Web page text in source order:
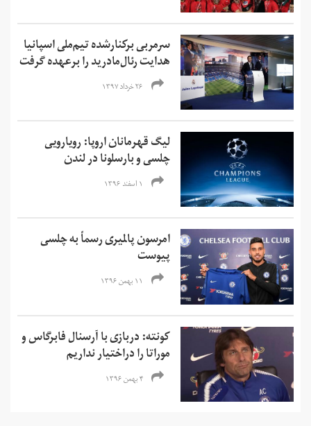
سرمربی برکنارشده تیم‌ملی اسپانیا
هدایت رئال‌مادرید را برعهده گرفت
۲۶ خرداد ۱۳۹۷
لیگ قهرمانان اروپا: رویارویی
چلسی و بارسلونا در لندن
۱ اسفند ۱۳۹۶
امرسون پالمیری رسماً به چلسی
پیوست
۱۱ بهمن ۱۳۹۶
کونته: دربازی با آرسنال فابرگاس و
موراتا را دراختیار نداریم
۴ بهمن ۱۳۹۶